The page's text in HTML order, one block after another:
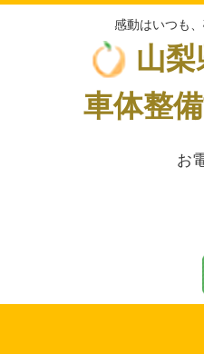
感動はいつも
山
車体整
お